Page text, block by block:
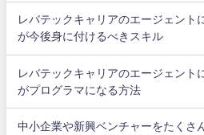
レバテックキャリアのエージェント
が今後身に付けるべきスキル
レバテックキャリアのエージェント
がプログラマになる方法
中小企業や新興ベンチャーをたくさ